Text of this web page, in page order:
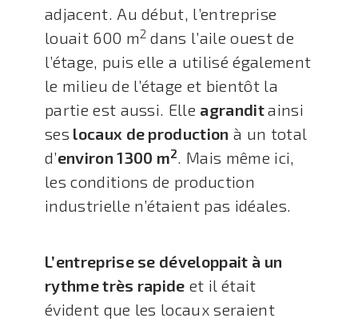
adjacent. Au début, l’entreprise
louait 600 m2 dans l’aile ouest de
l’étage, puis elle a utilisé également
le milieu de l’étage et bientôt la
partie est aussi. Elle agranditainsi
ses locaux de production à un total
d’environ 1300 m2. Mais même ici,
les conditions de production
industrielle n’étaient pas idéales.
L’entreprise se développait à un
rythme très rapide et il était
évident que les locaux seraient